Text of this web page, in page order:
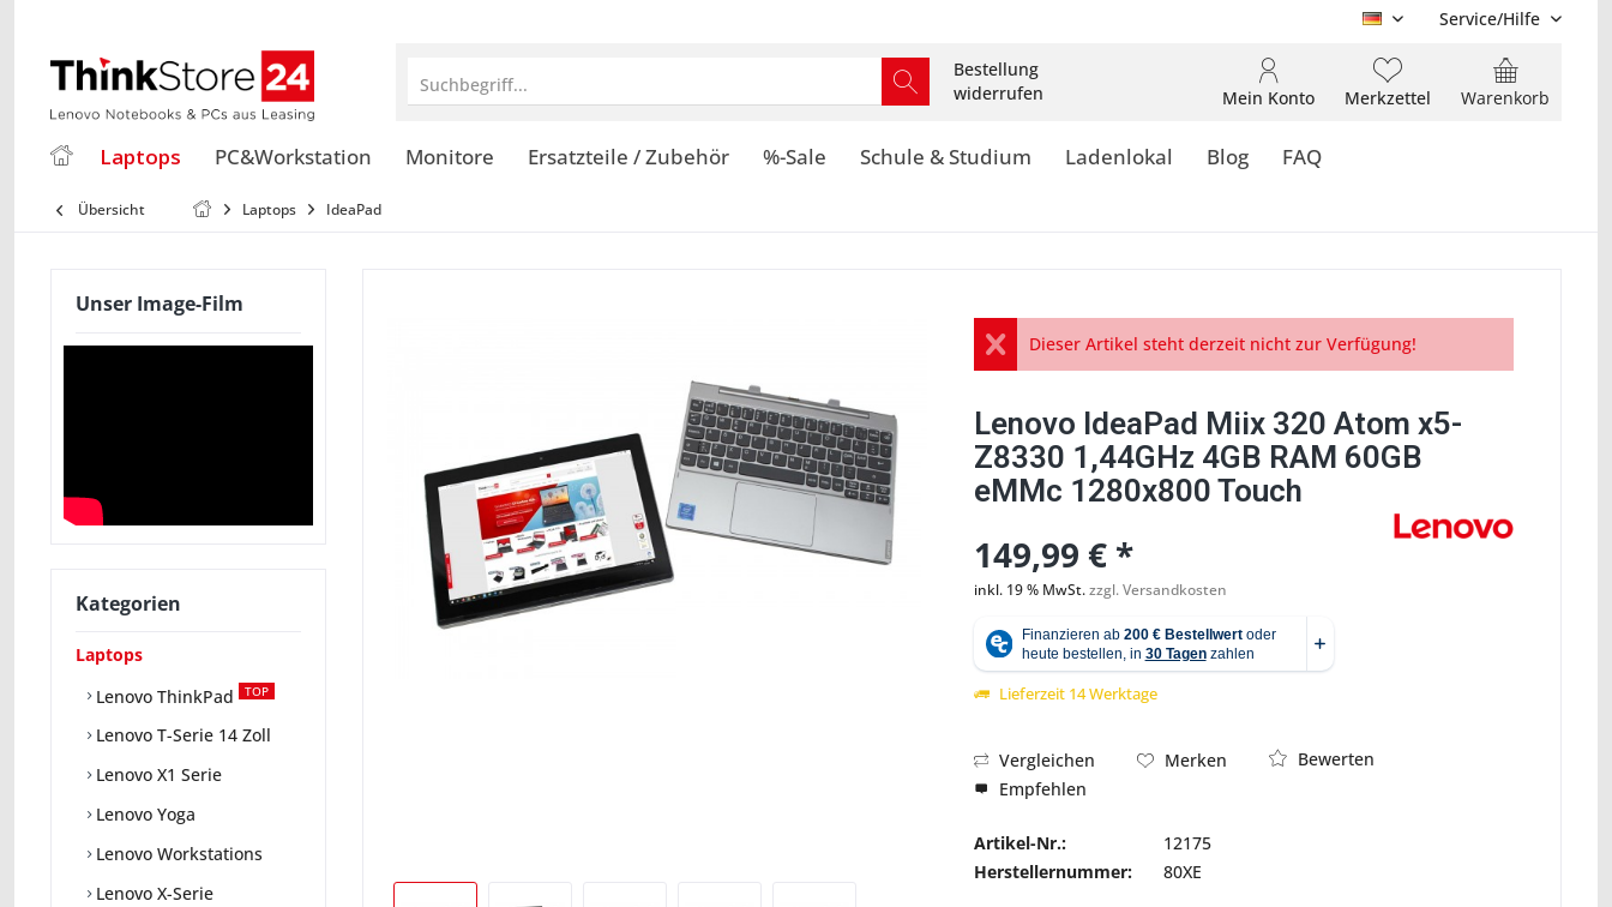
DE Service/Hilfe
Suchbegriff...
Bestellung
widerrufen
Warenkorb
Merkzettel
Mein Konto
Laptops PC&Workstation Monitore Ersatzteile / Zubehör %-Sale Schule & Studium Ladenlokal Blog FAQ
Übersicht Laptops IdeaPad
Unser Image-Film
Kategorien
Laptops
Lenovo ThinkPad
TOP
Lenovo T-Serie 14 Zoll
Lenovo X1 Serie
Lenovo Yoga
Lenovo Workstations
Lenovo X-Serie
Abbildung ähnlich
Dieser Artikel steht derzeit nicht zur Verfügung!
Lenovo IdeaPad Miix 320 Atom x5-
Z8330 1,44GHz 4GB RAM 60GB
eMMc 1280x800 Touch
149,99 € *
inkl. 19 % MwSt.zzgl. Versandkosten
Lieferzeit 14 Werktage
Vergleichen Merken
Bewerten
Empfehlen
Artikel-Nr.:
12175
Herstellernummer:
80XE